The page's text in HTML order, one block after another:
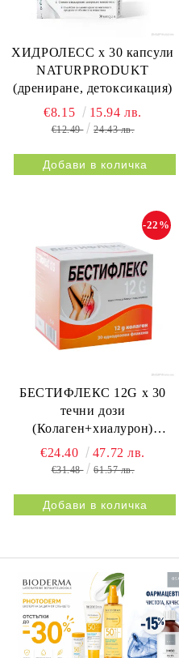
ХИДРОЛЕСС х 30 капсули
NATURPRODUKT
(дрениране, детоксикация)
€8.15 15.94 лв.
€12.49 24.43 лв.
БЕСТИФЛЕКС 12G х 30
течни дози
(Колаген+хиалурон)
НАТУРПРОДУКТ |
BESTIFLEX 12G 30s
-22%
€24.40 47.72 лв.
€31.48 61.57 лв.